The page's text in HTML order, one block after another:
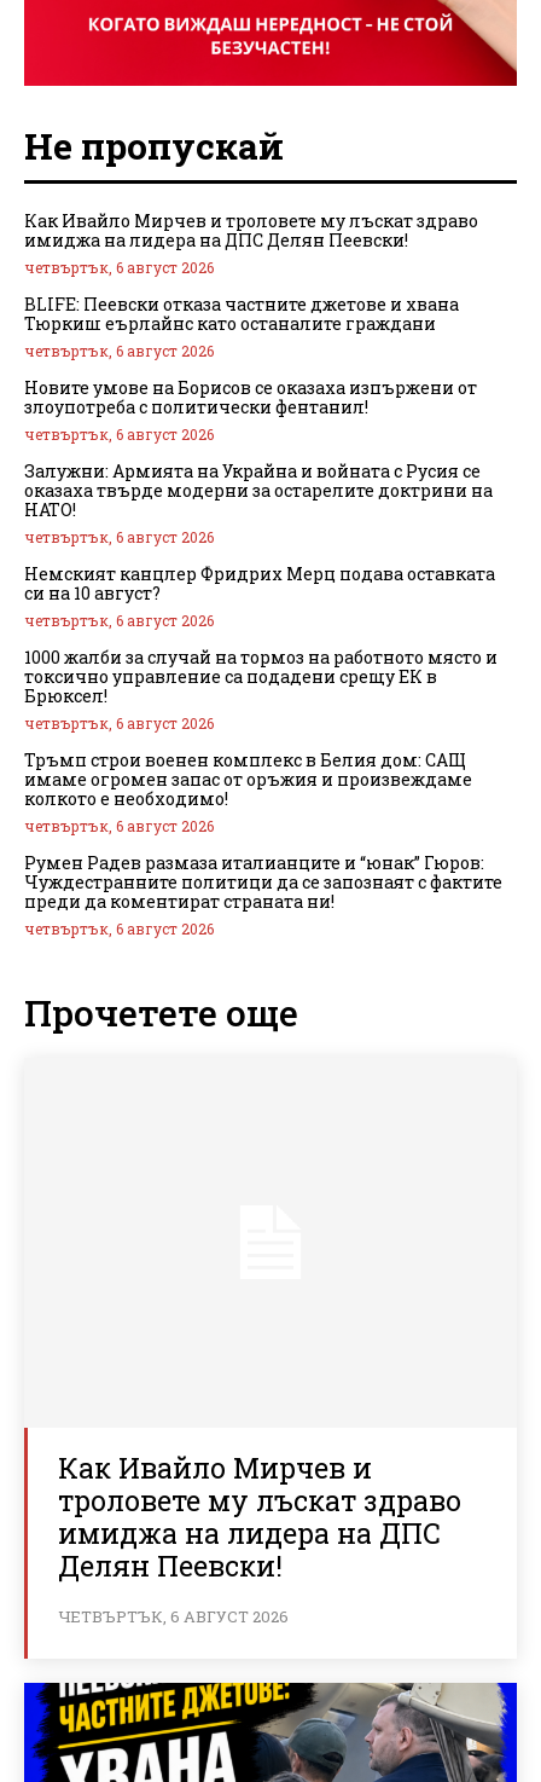
Не пропускай
Как Ивайло Мирчев и троловете му лъскат здраво
имиджа на лидера на ДПС Делян Пеевски!
четвъртък, 6 август 2026
BLIFE: Пеевски отказа частните джетове и хвана
Тюркиш еърлайнс като останалите граждани
четвъртък, 6 август 2026
Новите умове на Борисов се оказаха изпържени от
злоупотреба с политически фентанил!
четвъртък, 6 август 2026
Залужни: Армията на Украйна и войната с Русия се
оказаха твърде модерни за остарелите доктрини на
НАТО!
четвъртък, 6 август 2026
Немският канцлер Фридрих Мерц подава оставката
си на 10 август?
четвъртък, 6 август 2026
1000 жалби за случай на тормоз на работното място и
токсично управление са подадени срещу ЕК в
Брюксел!
четвъртък, 6 август 2026
Тръмп строи военен комплекс в Белия дом: САЩ
имаме огромен запас от оръжия и произвеждаме
колкото е необходимо!
четвъртък, 6 август 2026
Румен Радев размаза италианците и “юнак” Гюров:
Чуждестранните политици да се запознаят с фактите
преди да коментират страната ни!
четвъртък, 6 август 2026
Прочетете още
Как Ивайло Мирчев и
троловете му лъскат здраво
имиджа на лидера на ДПС
Делян Пеевски!
ЧЕТВЪРТЪК, 6 АВГУСТ 2026